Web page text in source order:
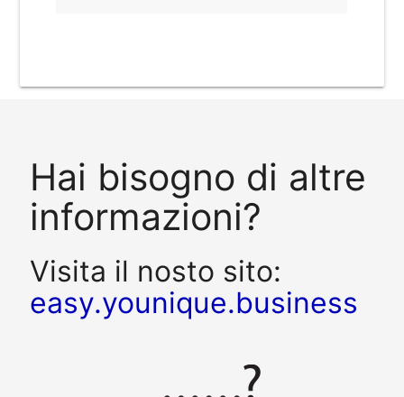
Hai bisogno di altre
informazioni?
Visita il nosto sito:
easy.younique.business